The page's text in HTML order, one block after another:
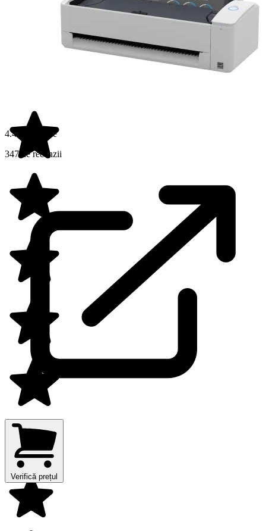
4.4 din 5 stele
347 de recenzii
Verifică prețul